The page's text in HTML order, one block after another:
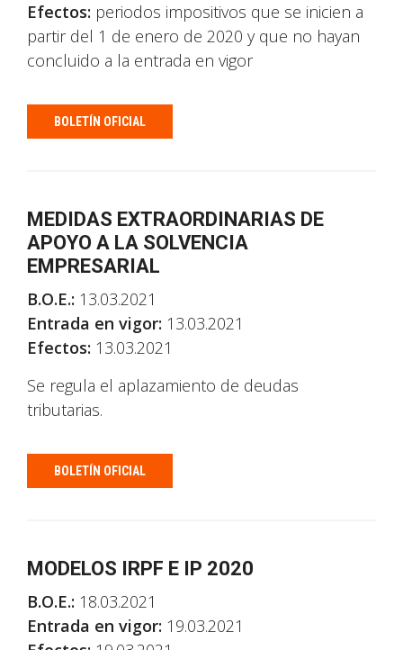
Efectos: periodos impositivos que se inicien a
partir del 1 de enero de 2020 y que no hayan
concluido a la entrada en vigor
BOLETÍN OFICIAL
MEDIDAS EXTRAORDINARIAS DE
APOYO A LA SOLVENCIA
EMPRESARIAL
B.O.E.: 13.03.2021
Entrada en vigor: 13.03.2021
Efectos: 13.03.2021
Se regula el aplazamiento de deudas
tributarias.
BOLETÍN OFICIAL
MODELOS IRPF E IP 2020
B.O.E.: 18.03.2021
Entrada en vigor: 19.03.2021